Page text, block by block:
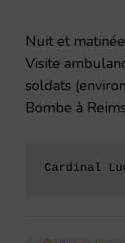
Nuit et
Visite
soldats
Bombe à
Cardinal